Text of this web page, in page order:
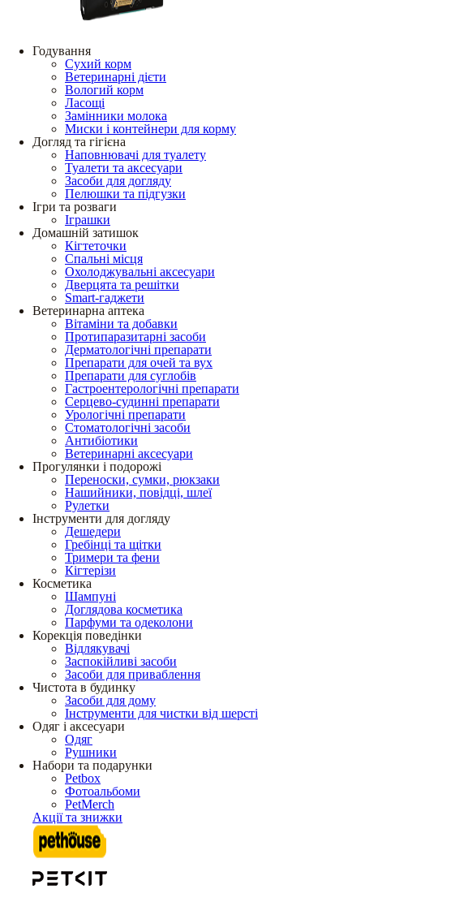
Годування
Сухий корм
Ветеринарні дієти
Вологий корм
Ласощі
Замінники молока
Миски і контейнери для корму
Догляд та гігієна
Наповнювачі для туалету
Туалети та аксесуари
Засоби для догляду
Пелюшки та підгузки
Ігри та розваги
Іграшки
Домашній затишок
Кігтеточки
Спальні місця
Охолоджувальні аксесуари
Дверцята та решітки
Smart-гаджети
Ветеринарна аптека
Вітаміни та добавки
Протипаразитарні засоби
Дерматологічні препарати
Препарати для очей та вух
Препарати для суглобів
Гастроентерологічні препарати
Серцево-судинні препарати
Урологічні препарати
Стоматологічні засоби
Антибіотики
Ветеринарні аксесуари
Прогулянки і подорожі
Переноски, сумки, рюкзаки
Нашийники, повідці, шлеї
Рулетки
Інструменти для догляду
Дешедери
Гребінці та щітки
Тримери та фени
Кігтерізи
Косметика
Шампуні
Доглядова косметика
Парфуми та одеколони
Корекція поведінки
Відлякувачі
Заспокійливі засоби
Засоби для приваблення
Чистота в будинку
Засоби для дому
Інструменти для чистки від шерсті
Одяг і аксесуари
Одяг
Рушники
Набори та подарунки
Petbox
Фотоальбоми
PetMerch
Акції та знижки